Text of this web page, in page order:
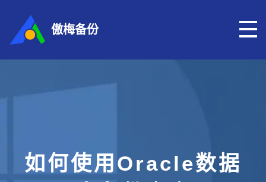
傲梅备份
如何使用Oracle数据